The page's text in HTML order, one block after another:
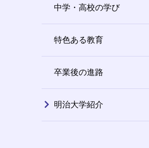
中学・高校の学び
特色ある教育
卒業後の進路
明治大学紹介